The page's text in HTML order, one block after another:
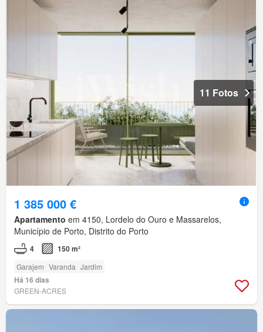
11 Fotos
1 385 000 €
Apartamento em 4150, Lordelo do Ouro e Massarelos,
Município de Porto, Distrito do Porto
4 150 m²
Garajem Varanda Jardim
Há 16 dias
GREEN-ACRES